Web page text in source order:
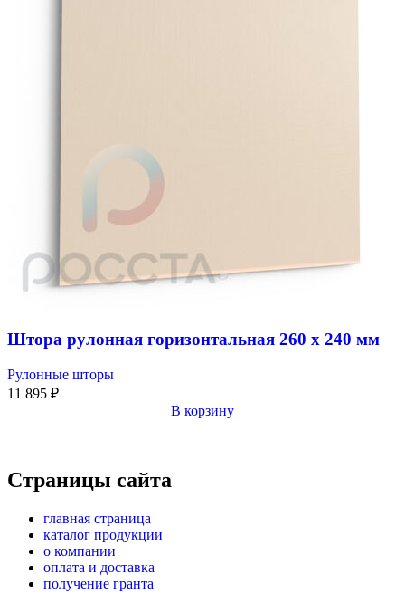
Штора рулонная горизонтальная 260 x 240 мм
Рулонные шторы
11 895 ₽
В корзину
Страницы сайта
главная страница
каталог продукции
о компании
оплата и доставка
получение гранта